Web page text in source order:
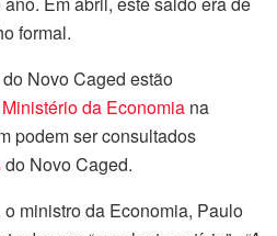
formal.
Novo Caged estão
da Economia na
podem ser consultados
do Novo Caged.
ministro da Economia, Paulo